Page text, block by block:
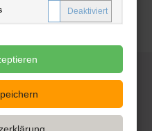
ein Angebot der